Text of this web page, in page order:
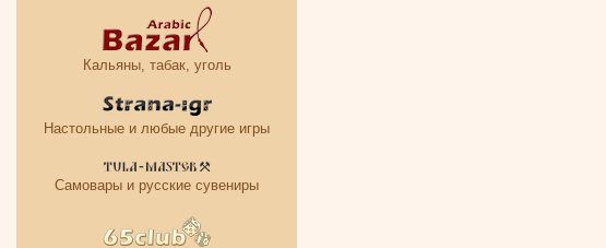
Кальяны, табак, уголь
Настольные и любые другие игры
Самовары и русские сувениры